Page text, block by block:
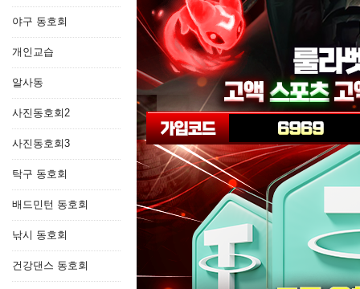
야구 동호회
개인교습
알사동
사진동호회2
사진동호회3
탁구 동호회
배드민턴 동호회
낚시 동호회
건강댄스 동호회